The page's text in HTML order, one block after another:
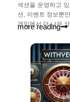
섹션을 운영하고
션, 이벤트 정보뿐
게임에서 더 나은
more reading